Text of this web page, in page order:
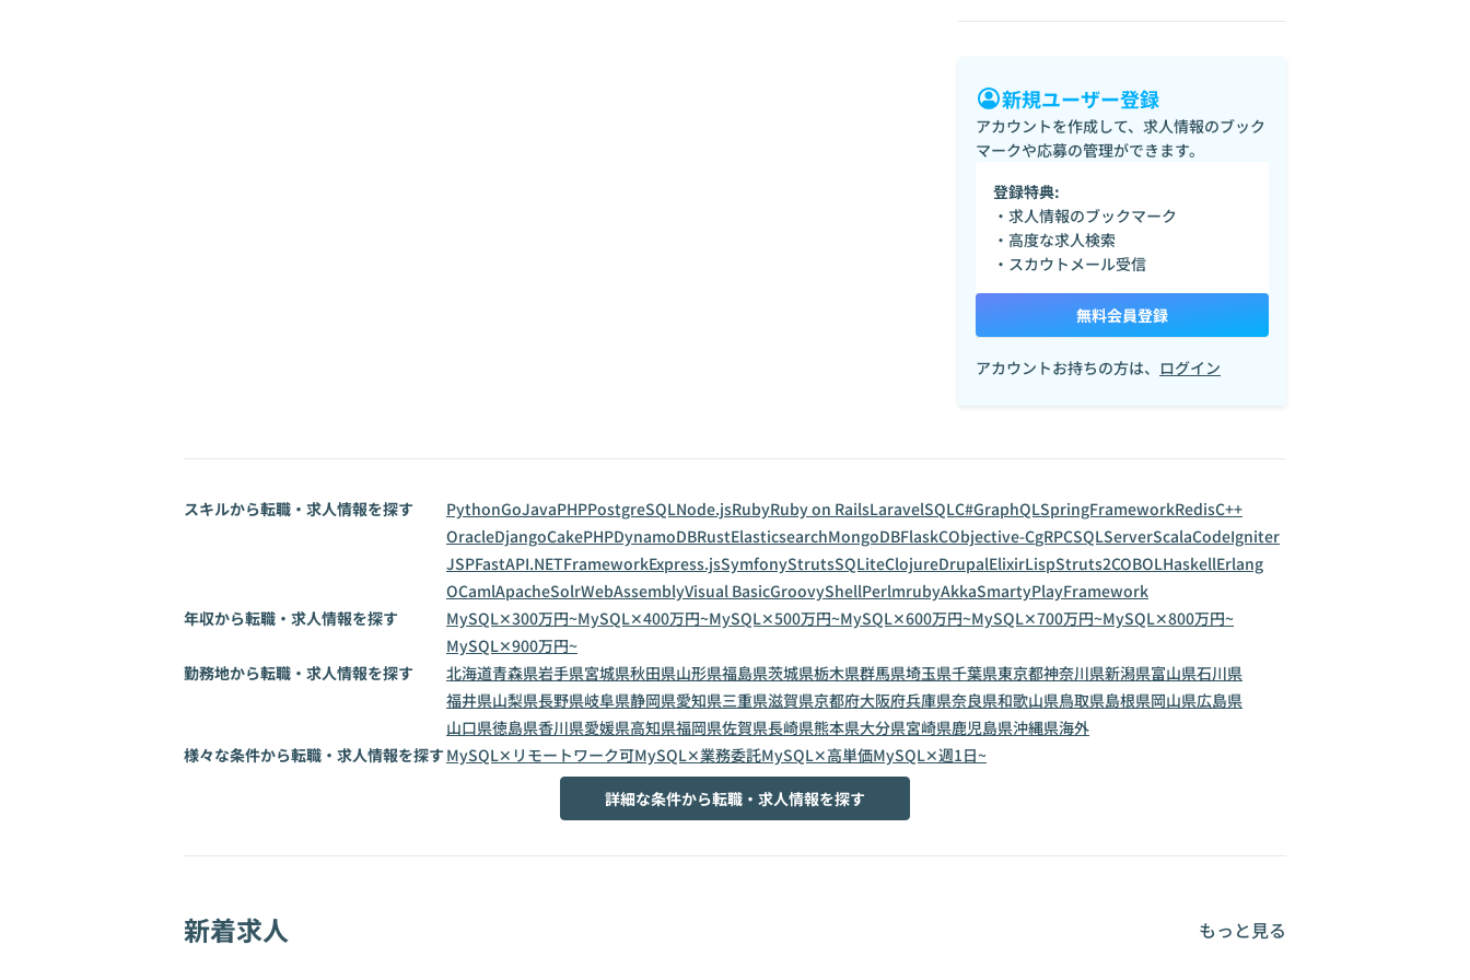
新規ユーザー登録
アカウントを作成して、求人情報のブック
マークや応募の管理ができます。
登録特典:
・求人情報のブックマーク
・高度な求人検索
・スカウトメール受信
無料会員登録
アカウントお持ちの方は、 ログイン
スキルから転職・求人情報を探す PythonGoJavaPHPPostgreSQLNode.jsRubyRuby on RailsLaravelSQLC#GraphQLSpringFrameworkRedisC++
OracleDjangoCakePHPDynamoDBRustElasticsearchMongoDBFlaskCObjective-CgRPCSQLServerScalaCodeIgniter
JSPFastAPI.NETFrameworkExpress.jsSymfonyStrutsSQLiteClojureDrupalElixirLispStruts2COBOLHaskellErlang
OCamlApacheSolrWebAssemblyVisual BasicGroovyShellPerlmrubyAkkaSmartyPlayFramework
年収から転職・求人情報を探す
MySQL✕300万円~MySQL✕400万円~MySQL✕500万円~MySQL✕600万円~MySQL✕700万円~MySQL✕800万円~
MySQL✕900万円~
勤務地から転職・求人情報を探す
北海道青森県岩手県宮城県秋田県山形県福島県茨城県栃木県群馬県埼玉県千葉県東京都神奈川県新潟県富山県石川県
福井県山梨県長野県岐阜県静岡県愛知県三重県滋賀県京都府大阪府兵庫県奈良県和歌山県鳥取県島根県岡山県広島県
山口県徳島県香川県愛媛県高知県福岡県佐賀県長崎県熊本県大分県宮崎県鹿児島県沖縄県海外
様々な条件から転職・求人情報を探す MySQL✕リモートワーク可MySQL✕業務委託MySQL✕高単価MySQL✕週1日~
詳細な条件から転職・求人情報を探す
新着求人 もっと見る